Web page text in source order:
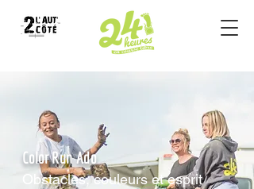
Color Run Ado
Obstacles, couleurs et esprit